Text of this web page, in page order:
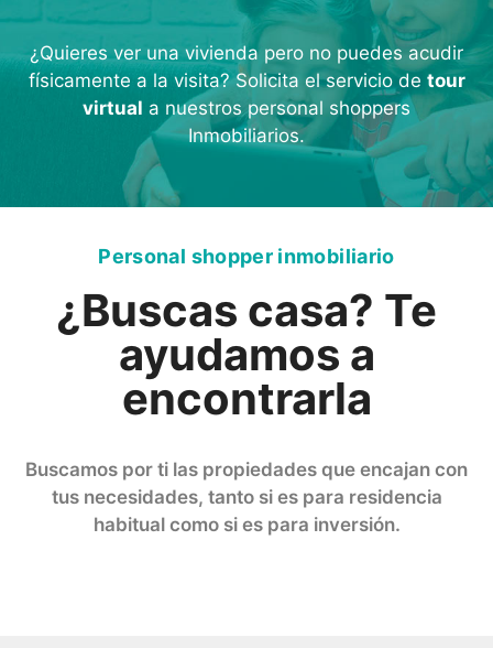
¿Quieres ver una vivienda pero no puedes acudir
físicamente a la visita? Solicita el servicio de tour
virtual a nuestros personal shoppers
Inmobiliarios.
Personal shopper inmobiliario
¿Buscas casa? Te
ayudamos a
encontrarla
Buscamos por ti las propiedades que encajan con
tus necesidades, tanto si es para residencia
habitual como si es para inversión.